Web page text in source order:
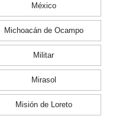
México
Michoacán de Ocampo
Militar
Mirasol
Misión de Loreto